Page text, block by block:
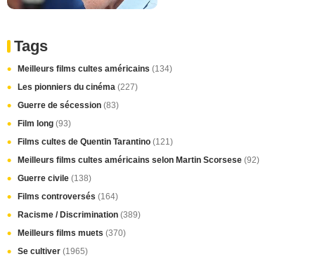
Tags
Meilleurs films cultes américains (134)
Les pionniers du cinéma (227)
Guerre de sécession (83)
Film long (93)
Films cultes de Quentin Tarantino (121)
Meilleurs films cultes américains selon Martin Scorsese (92)
Guerre civile (138)
Films controversés (164)
Racisme / Discrimination (389)
Meilleurs films muets (370)
Se cultiver (1965)